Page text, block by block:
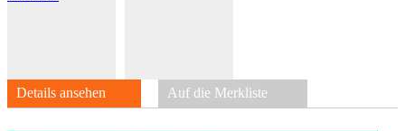
Details ansehen Auf die Merkliste